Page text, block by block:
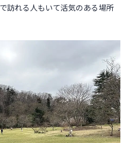
訪れる人もいて活気のある場所